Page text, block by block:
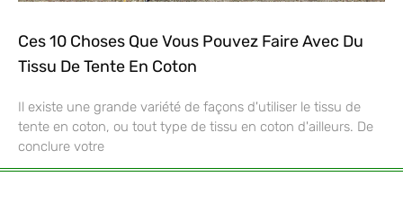
Ces 10 Choses Que Vous Pouvez Faire Avec Du
Tissu De Tente En Coton
Il existe une grande variété de façons d'utiliser le tissu de
tente en coton, ou tout type de tissu en coton d'ailleurs. De
conclure votre